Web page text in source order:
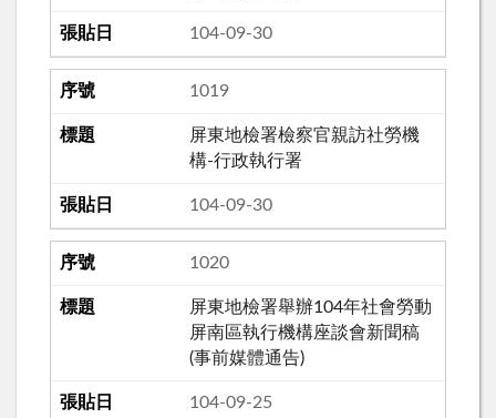
104-09-30
1019
屏東地檢署檢察官親訪社勞機
構-行政執行署
104-09-30
1020
屏東地檢署舉辦104年社會勞動
屏南區執行機構座談會新聞稿
(事前媒體通告)
104-09-25